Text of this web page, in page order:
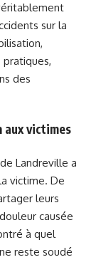
sur la
des
aux victimes
Landreville a
victime. De
leurs
causée
à quel
reste soudé